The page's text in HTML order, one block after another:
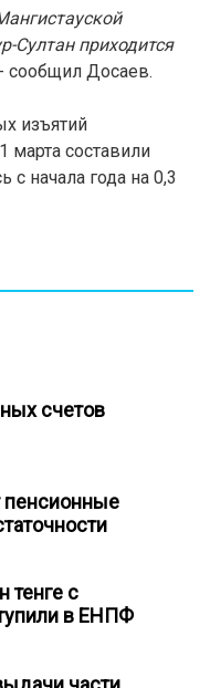
Султан приходится
сообщил Досаев.
изъятий
составили
с начала года на 0,3
счетов
пенсионные
тенге с
в ЕНПФ